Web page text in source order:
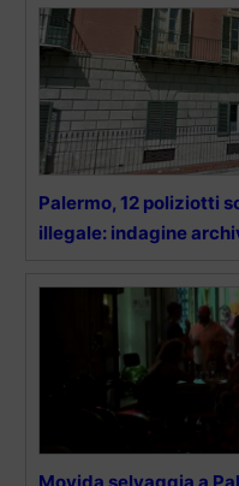
Palermo, 12 poliziotti
illegale: indagine
Movida selvaggia a